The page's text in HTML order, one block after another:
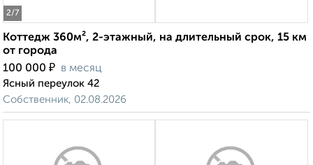
2/7
Коттедж 360м², 2-этажный, на длительный срок, 15 км
от города
100 000 ₽ в месяц
Ясный переулок 42
Собственник, 02.08.2026